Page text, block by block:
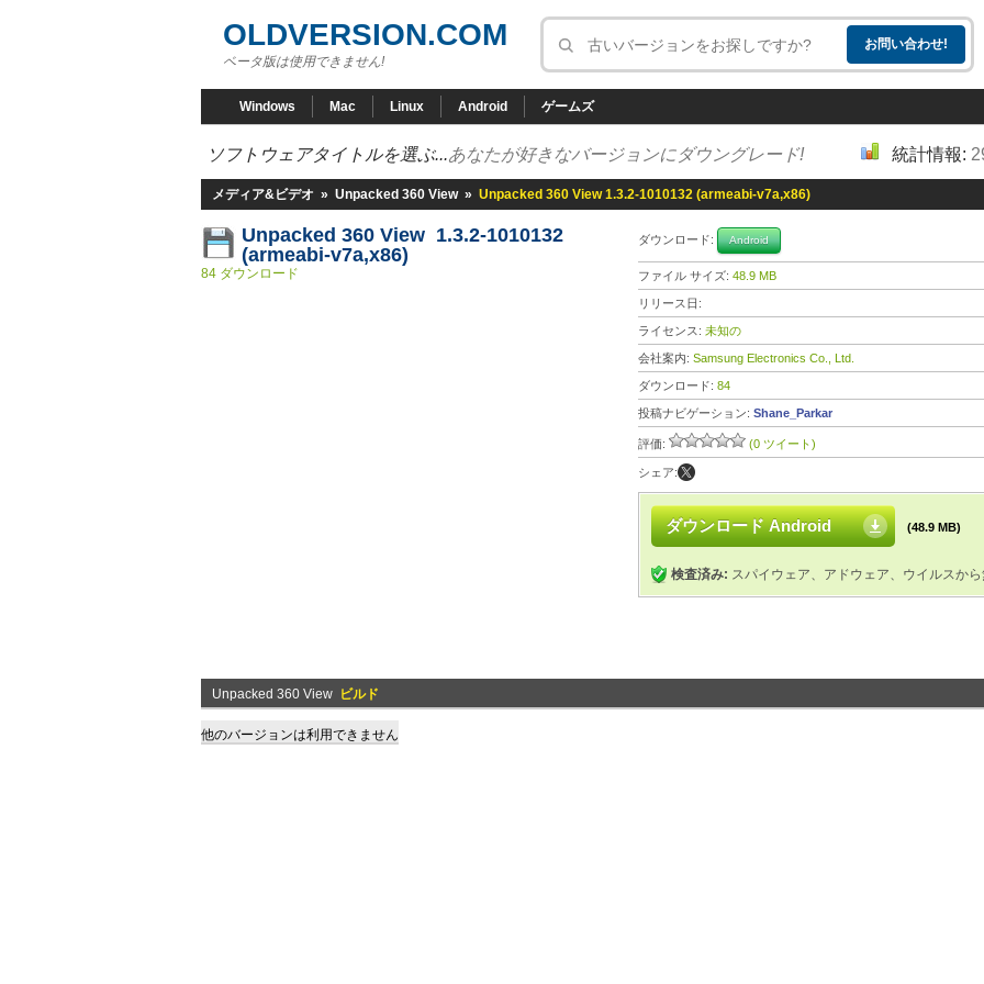
OLDVERSION.COM
ベータ版は使用できません!
Windows Mac Linux Android ゲームズ
ソフトウェアタイトルを選ぶ...あなたが好きなバージョンにダウングレード! 統計情報:
メディア&ビデオ » Unpacked 360 View » Unpacked 360 View 1.3.2-1010132 (armeabi-v7a,x86)
Unpacked 360 View 1.3.2-1010132
(armeabi-v7a,x86)
84 ダウンロード
ダウンロード: Android
ファイル サイズ: 48.9 MB
リリース日:
ライセンス: 未知の
会社案内: Samsung Electronics Co., Ltd.
ダウンロード: 84
投稿ナビゲーション: Shane_Parkar
評価: (0 ツイート)
シェア:
ダウンロード Android (48.9 MB)
検査済み: スパイウェア、アドウェア、ウイルスか
Unpacked 360 View ビルド
他のバージョンは利用できません